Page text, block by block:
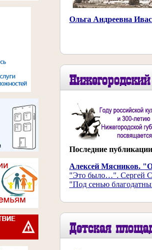
Ольга Андреевна
Последние
Алексей Мясников.
"Это было…". Сергей
"Под сенью
Детская